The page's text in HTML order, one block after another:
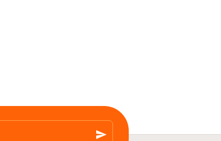
send